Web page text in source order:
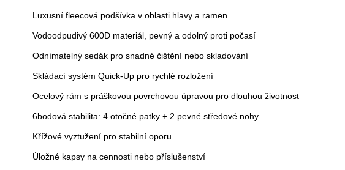
Luxusní fleecová podšívka v oblasti hlavy a ramen
Vodoodpudivý 600D materiál, pevný a odolný proti počasí
Odnímatelný sedák pro snadné čištění nebo skladování
Skládací systém Quick-Up pro rychlé rozložení
Ocelový rám s práškovou povrchovou úpravou pro dlouhou životnost
6bodová stabilita: 4 otočné patky + 2 pevné středové nohy
Křížové vyztužení pro stabilní oporu
Úložné kapsy na cennosti nebo příslušenství